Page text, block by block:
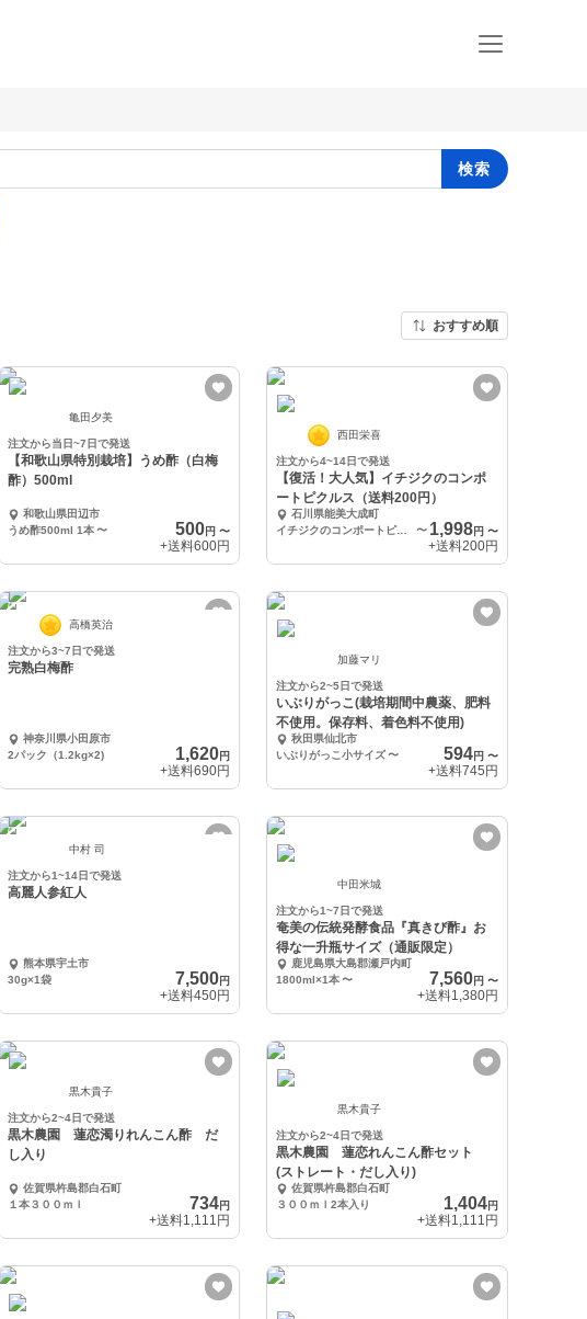
検索
おすすめ順
亀田夕美
注文から当日~7日で発送
【和歌山県特別栽培】うめ酢（白梅
酢）500ml
和歌山県田辺市
うめ酢500ml 1本 〜 500円〜
+送料600円
西田栄喜
注文から4~14日で発送
【復活！大人気】イチジクのコンポ
ートピクルス（送料200円）
石川県能美大成町
イチジクのコンポートピクルス×2 りんごとビーツのピクルス×2
〜 1,998円 〜
+送料200円
高橋英治
注文から3~7日で発送
完熟白梅酢
神奈川県小田原市
2パック（1.2kg×2)
1,620円
+送料690円
加藤マリ
注文から2~5日で発送
いぶりがっこ(栽培期間中農薬、肥料
不使用。保存料、着色料不使用)
秋田県仙北市
いぶりがっこ小サイズ〜 594円 〜
+送料745円
中村 司
注文から1~14日で発送
高麗人参紅人
熊本県宇土市
30g×1袋
7,500円
+送料450円
中田米城
注文から1~7日で発送
奄美の伝統発酵食品『真きび酢』お
得な一升瓶サイズ（通販限定）
鹿児島県大島郡瀬戸内町
1800ml×1本〜 7,560円 〜
+送料1,380円
黒木貴子
注文から2~4日で発送
黒木農園 蓮恋濁りれんこん酢 だ
し入り
佐賀県杵島郡白石町
１本３００ｍｌ
734円
+送料1,111円
黒木貴子
注文から2~4日で発送
黒木農園 蓮恋れんこん酢セット
(ストレート・だし入り)
佐賀県杵島郡白石町
３００ｍｌ2本入り
1,404円
+送料1,111円